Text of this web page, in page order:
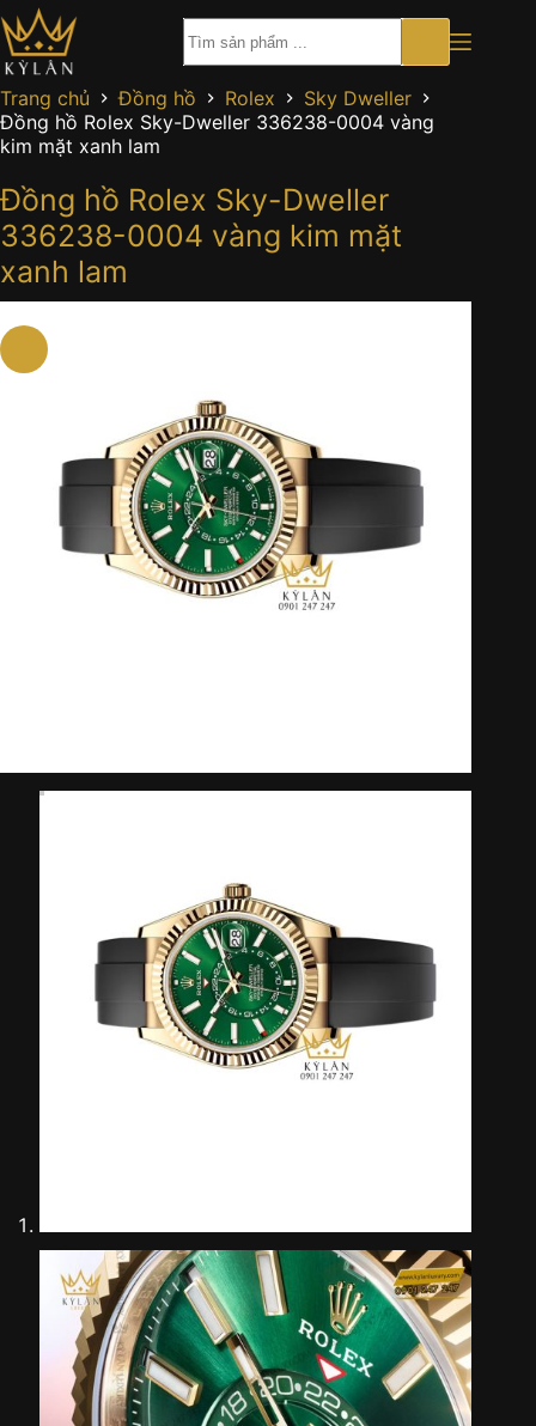
Chuyển
đến
phần
nội
dung
Trang chủ Đồng hồ Rolex
Sky Dweller
Đồng hồ Rolex Sky-Dweller 336238-0004 vàng
kim mặt xanh lam
Đồng hồ Rolex Sky-Dweller
336238-0004 vàng kim mặt
xanh lam